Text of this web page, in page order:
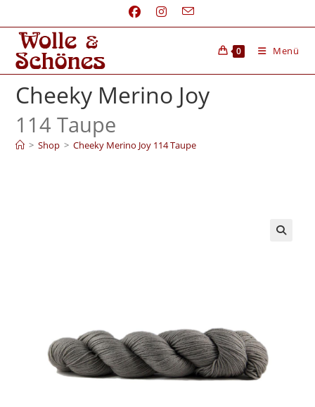
0 Menü
Cheeky Merino Joy
114 Taupe
> Shop > Cheeky Merino Joy 114 Taupe